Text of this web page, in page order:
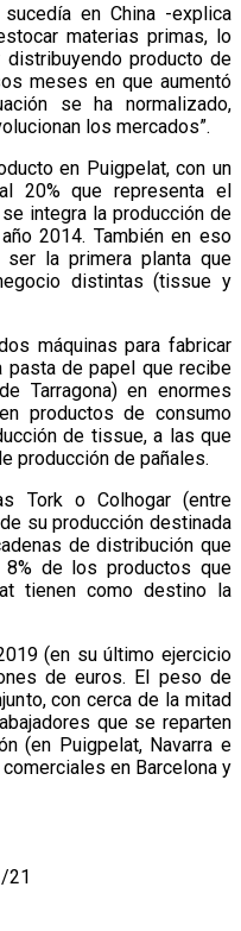
en China -explica
materias primas, lo
producto de
meses en que aumentó
se ha normalizado,
los mercados”.
en Puigpelat, con un
20% que representa el
integra la producción de
2014. También en eso
la primera planta que
distintas (tissue y
máquinas para fabricar
pasta de papel que recibe
Tarragona) en enormes
productos de consumo
de tissue, a las que
producción de pañales.
Tork o Colhogar (entre
su producción destinada
de distribución que
8% de los productos que
tienen como destino la
(en su último ejercicio
de euros. El peso de
con cerca de la mitad
que se reparten
(en Puigpelat, Navarra e
en Barcelona y
21